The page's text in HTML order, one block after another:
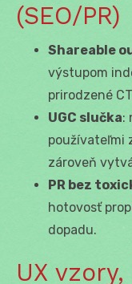
(SEO/PR)
Shareable
výstupom
prirodzené
UGC slučka:
používateľmi
zároveň
PR bez
hotovosť
dopadu.
UX